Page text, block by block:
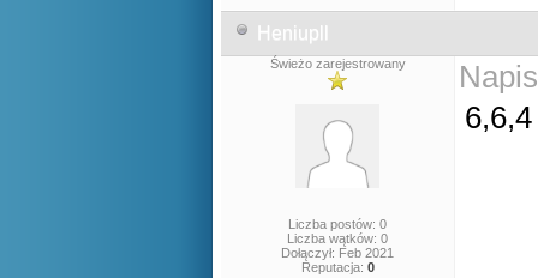
Heniupll
Świeżo zarejestrowany
Liczba postów: 0
Liczba wątków: 0
Dołączył: Feb 2021
Reputacja: 0